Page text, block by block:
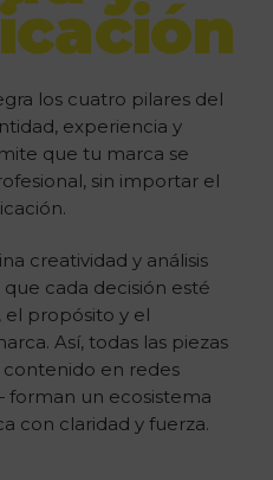
los cuatro pilares del
experiencia y
que tu marca se
sin importar el
creatividad y análisis
cada decisión esté
el propósito y el
Así, todas las piezas
en redes
forman un ecosistema
con claridad y fuerza.